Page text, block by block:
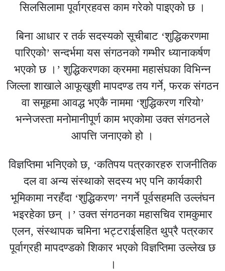
सिलसिलामा पूर्वाग्रहवस काम गरेको पाइएको छ ।
बिना आधार र तर्क सदस्यको सूचीबाट ‘शुद्धिकरणमा
पारिएको’ सन्दर्भमा यस संगठनको गम्भीर ध्यानाकर्षण
भएको छ ।’ शुद्धिकरणका क्रममा महासंघका विभिन्न
जिल्ला शाखाले आफूखुशी मापदण्ड तय गर्ने, फरक संगठन
वा समूहमा आवद्ध भएकै नाममा ‘शुद्धिकरण गरियो’
भन्नेजस्ता मनोमानीपूर्ण काम भएकोमा उक्त संगठनले
आपत्ति जनाएको हो ।
विज्ञप्तिमा भनिएको छ, ‘कतिपय पत्रकारहरु राजनीतिक
दल वा अन्य संस्थाको सदस्य भए पनि कार्यकारी
भूमिकामा नरहँदा ‘शुद्धिकरण’ नगर्ने पूर्वसहमति उल्लंघन
भइरहेका छन् ।’ उक्त संगठनका महासचिव रामकुमार
एलन, संस्थापक चमिना भट्टराईसहित थुप्रै पत्रकार
पूर्वाग्रही मापदण्डको शिकार भएको विज्ञप्तिमा उल्लेख छ
।